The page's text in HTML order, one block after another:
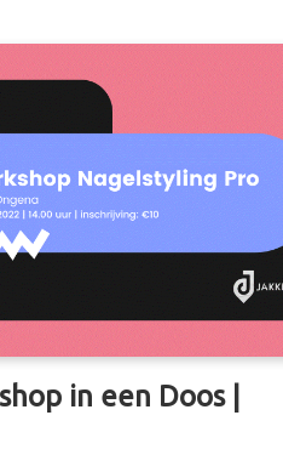
in een Doos |